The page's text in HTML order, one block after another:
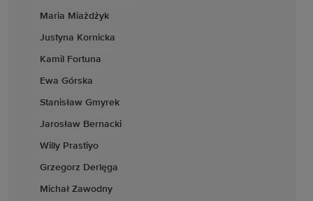
Maria Miażdżyk
Justyna Kornicka
Kamil Fortuna
Ewa Górska
Stanisław Gmyrek
Jarosław Bernacki
Willy Prastiyo
Grzegorz Derlęga
Michał Zawodny